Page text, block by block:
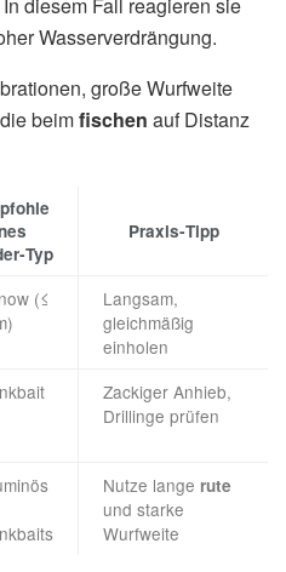
Wasserverdrängung.
große Wurfweite
beimfischen auf Distanz
Praxis‑Tipp
(≤
Langsam,
gleichmäßig
einholen
Zackiger Anhieb,
Drillinge prüfen
Nutze lange rute
und starke
Wurfweite